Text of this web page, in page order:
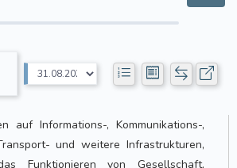
auf Informations-, Kommunikations-,
und weitere Infrastrukturen,
Funktionieren von Gesellschaft,